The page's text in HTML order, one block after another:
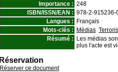
Importance : 248
ISBN/ISSN/EAN : 978-2-915236-
Langues :
Français
Mots-clés :
Médias
Résumé :
Les médias
plus l'acte est
Réservation
Réserver ce document